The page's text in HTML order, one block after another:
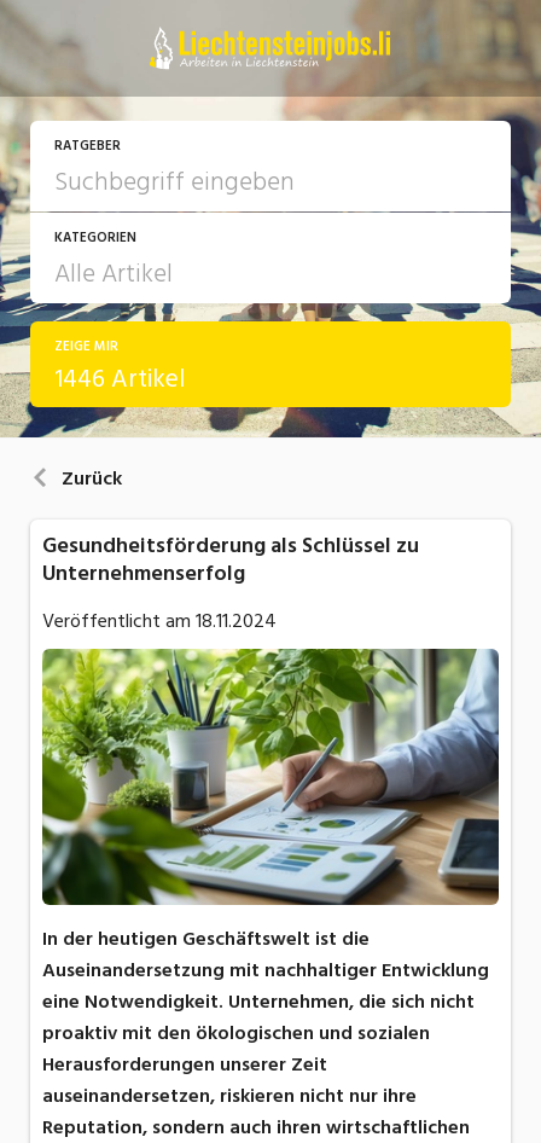
RATGEBER
KATEGORIEN
Arbeit
Ausbildung / Weiterbildung
ZEIGE MIR
1446 Artikel
Zurück
Gesundheitsförderung als Schlüssel zu
Unternehmenserfolg
Veröffentlicht am18.11.2024
In der heutigen Geschäftswelt ist die
Auseinandersetzung mit nachhaltiger Entwicklung
eine Notwendigkeit. Unternehmen, die sich nicht
proaktiv mit den ökologischen und sozialen
Herausforderungen unserer Zeit
auseinandersetzen, riskieren nicht nur ihre
Reputation, sondern auch ihren wirtschaftlichen